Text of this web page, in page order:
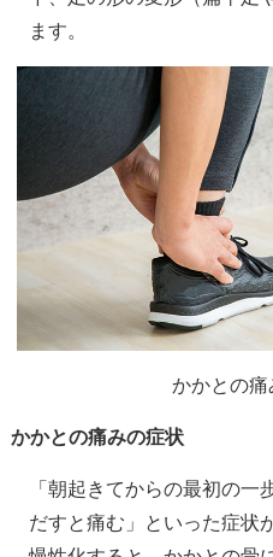
ます。
かかとの痛
かかとの痛みの症状
「朝起きてからの最初の一
だすと痛む」といった症状